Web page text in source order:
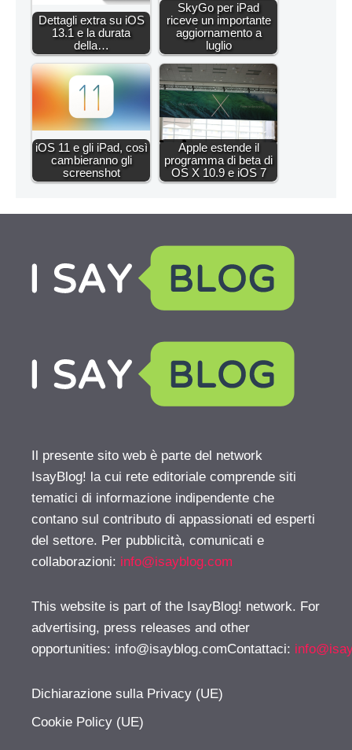
Dettagli extra su iOS
13.1 e la durata
della…
SkyGo per iPad
riceve un importante
aggiornamento a
luglio
iOS 11 e gli iPad, così
cambieranno gli
screenshot
Apple estende il
programma di beta di
OS X 10.9 e iOS 7
Il presente sito web è parte del network
IsayBlog! la cui rete editoriale comprende siti
tematici di informazione indipendente che
contano sul contributo di appassionati ed esperti
del settore. Per pubblicità, comunicati e
collaborazioni: info@isayblog.com
This website is part of the IsayBlog! network. For
advertising, press releases and other
opportunities: info@isayblog.comContattaci:
Dichiarazione sulla Privacy (UE)
Cookie Policy (UE)